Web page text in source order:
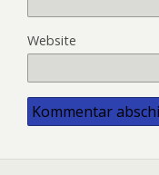
Website